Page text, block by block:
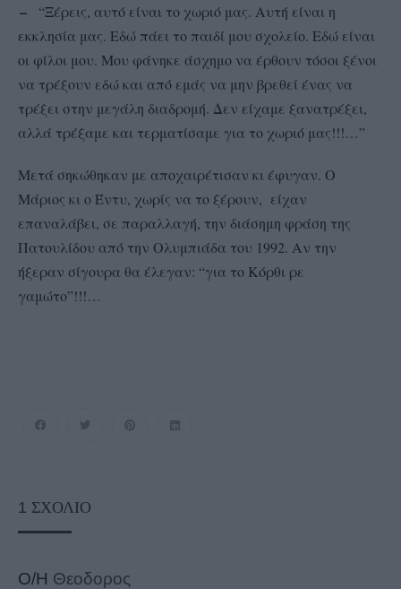
– “Ξέρεις, αυτό είναι το χωριό μας. Αυτή είναι η
εκκλησία μας. Εδώ πάει το παιδί μου σχολείο. Εδώ είναι
οι φίλοι μου. Μου φάνηκε άσχημο να έρθουν τόσοι ξένοι
να τρέξουν εδώ και από εμάς να μην βρεθεί ένας να
τρέξει στην μεγάλη διαδρομή. Δεν είχαμε ξανατρέξει,
αλλά τρέξαμε και τερματίσαμε για το χωριό μας!!!…”
Μετά σηκώθηκαν με αποχαιρέτισαν κι έφυγαν. Ο
Μάριος κι ο Έντυ, χωρίς να το ξέρουν, είχαν
επαναλάβει, σε παραλλαγή, την διάσημη φράση της
Πατουλίδου από την Ολυμπιάδα του 1992. Αν την
ήξεραν σίγουρα θα έλεγαν: “για το Κόρθι ρε
γαμώτο”!!!…
1 ΣΧΌΛΙΟ
Ο/Η Θεοδορος